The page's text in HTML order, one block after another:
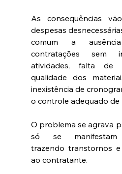
As consequências
despesas
comum a
contratações sem
atividades, falta de
qualidade dos
inexistência de
o controle adequado de
O problema se agrava
só se manifestam
trazendo transtornos
ao contratante.